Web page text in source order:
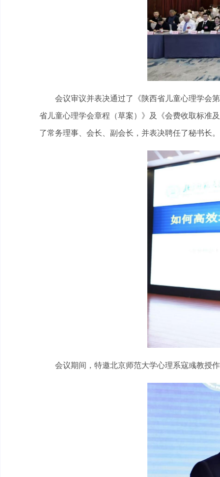
会议审议并表决通过了《陕西省儿童心理学会
省儿童心理学会章程（草案）》及《会费收取标准
了常务理事、会长、副会长，并表决聘任了秘书长。
会议期间，特邀北京师范大学心理系寇彧教授